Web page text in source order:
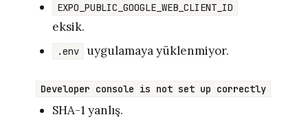
EXPO_PUBLIC_GOOGLE_WEB_CLIENT_ID
eksik.
.env uygulamaya yüklenmiyor.
Developer console is not set up correctly
SHA-1 yanlış.